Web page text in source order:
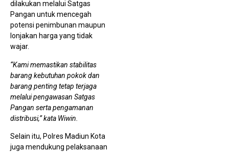
dilakukan melalui Satgas
Pangan untuk mencegah
potensi penimbunan maupun
lonjakan harga yang tidak
wajar.
“Kami memastikan stabilitas
barang kebutuhan pokok dan
barang penting tetap terjaga
melalui pengawasan Satgas
Pangan serta pengamanan
distribusi,” kata Wiwin.
Selain itu, Polres Madiun Kota
juga mendukung pelaksanaan